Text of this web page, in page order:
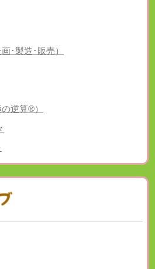
･製造･販売）
逆算®）